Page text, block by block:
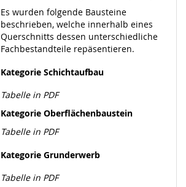
Es wurden folgende Bausteine
beschrieben, welche innerhalb eines
Querschnitts dessen unterschiedliche
Fachbestandteile repäsentieren.
Kategorie Schichtaufbau
Tabelle in PDF
Kategorie Oberflächenbaustein
Tabelle in PDF
Kategorie Grunderwerb
Tabelle in PDF